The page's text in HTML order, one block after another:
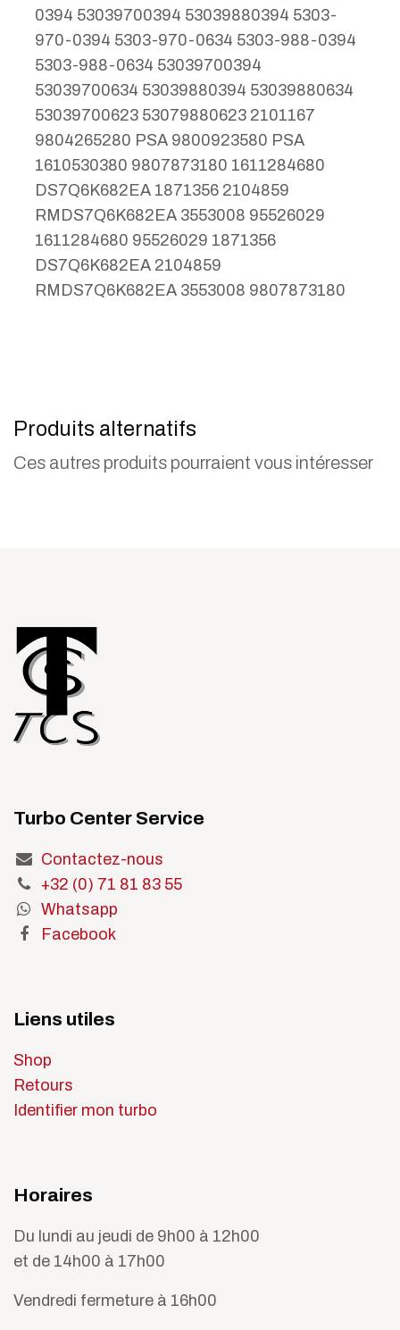
0394 53039700394 53039880394 5303-
970-0394 5303-970-0634 5303-988-0394
5303-988-0634 53039700394
53039700634 53039880394 53039880634
53039700623 53079880623 2101167
9804265280 PSA 9800923580 PSA
1610530380 9807873180 1611284680
DS7Q6K682EA 1871356 2104859
RMDS7Q6K682EA 3553008 95526029
1611284680 95526029 1871356
DS7Q6K682EA 2104859
RMDS7Q6K682EA 3553008 9807873180
Produits alternatifs
Ces autres produits pourraient vous intéresser
Turbo Center Service
Contactez-nous
+32 (0) 71 81 83 55
Whatsapp
Facebook
Liens utiles
Shop
Retours
Identifier mon turbo
Horaires
Du lundi au jeudi de 9h00 à 12h00
et de 14h00 à 17h00
Vendredi fermeture à 16h00